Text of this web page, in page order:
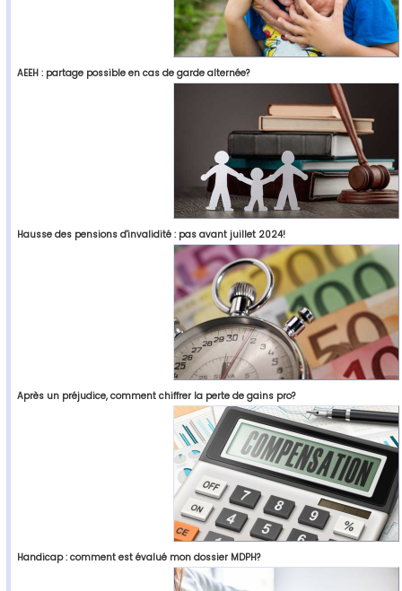
AEEH : partage possible en cas de garde alternée?
Hausse des pensions d'invalidité : pas avant juillet 2024!
Après un préjudice, comment chiffrer la perte de gains pro?
Handicap : comment est évalué mon dossier MDPH?